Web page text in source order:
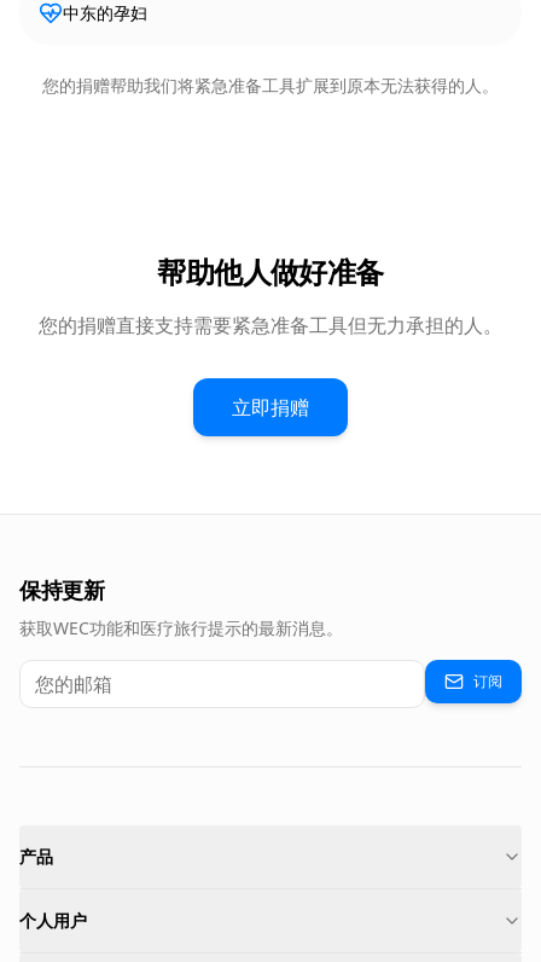
中东的孕妇
您的捐赠帮助我们将紧急准备工具扩展到原本无法获得的人。
帮助他人做好准备
您的捐赠直接支持需要紧急准备工具但无力承担的人。
立即捐赠
保持更新
获取WEC功能和医疗旅行提示的最新消息。
订阅
产品
个人用户